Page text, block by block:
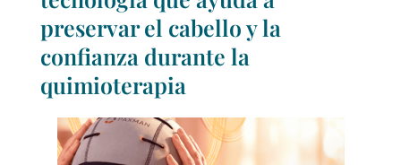
preservar el cabello y la
confianza durante la
quimioterapia